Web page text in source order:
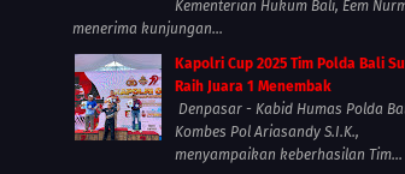
Kementerian Hukum Bali, Eem
menerima kunjungan...
Kapolri Cup 2025 Tim Polda Bali
Raih Juara 1 Menembak
Denpasar - Kabid Humas Polda
Kombes Pol Ariasandy S.I.K.,
menyampaikan keberhasilan Tim...